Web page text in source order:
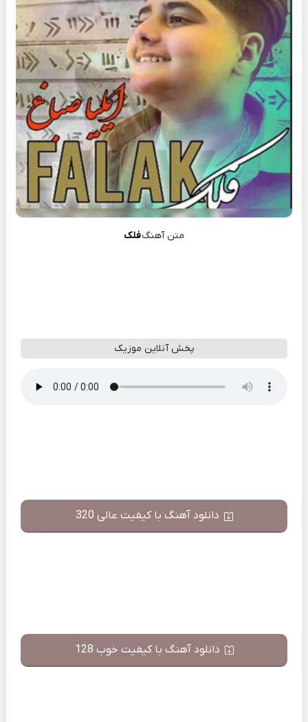
متن آهنگفلک
پخش آنلاین موزیک
دانلود آهنگ با کیفیت عالی 320
دانلود آهنگ با کیفیت خوب 128